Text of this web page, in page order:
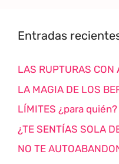
Entradas
LAS RUPTURAS CON
LA MAGIA DE LOS
LÍMITES ¿para quién?
¿TE SENTÍAS SOLA
NO TE